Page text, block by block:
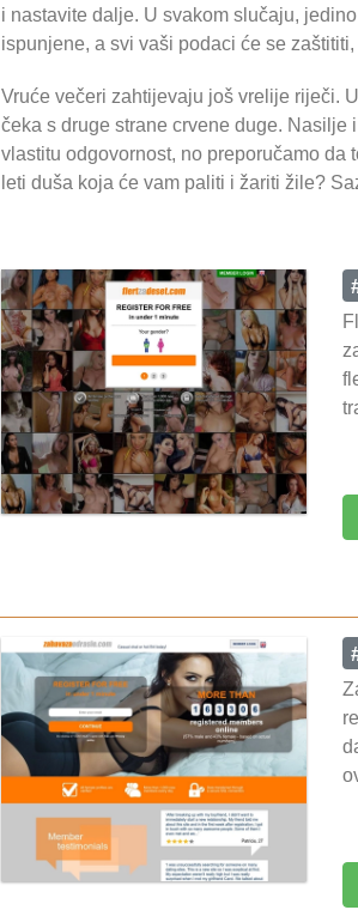
i nastavite dalje. U svakom slučaju,
ispunjene, a svi vaši podaci će se
Vruće večeri zahtijevaju još vrelije riječi.
čeka s druge strane crvene duge.
vlastitu odgovornost, no preporučamo da
leti duša koja će vam paliti i žariti žile?